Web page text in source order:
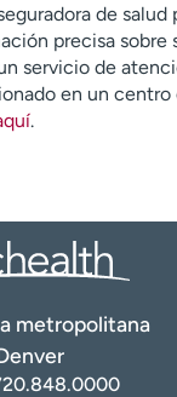
de salud
precisa sobre
servicio de
en un centro
.
metropolitana